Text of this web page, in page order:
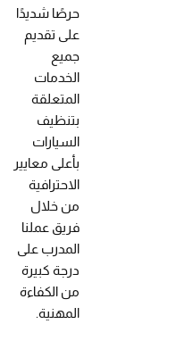
حرصًا شديدًا
على تقديم
جميع
الخدمات
المتعلقة
بتنظيف
السيارات
بأعلى معايير
الاحترافية
من خلال
فريق عملنا
المدرب على
درجة كبيرة
من الكفاءة
المهنية.